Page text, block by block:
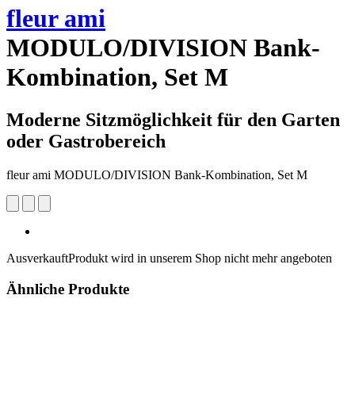
fleur ami
MODULO/DIVISION Bank-
Kombination, Set M
Moderne Sitzmöglichkeit für den Garten
oder Gastrobereich
fleur ami MODULO/DIVISION Bank-Kombination, Set M
AusverkauftProdukt wird in unserem Shop nicht mehr angeboten
Ähnliche Produkte